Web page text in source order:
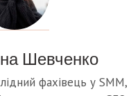
Шевченко
фахівець у SMM,